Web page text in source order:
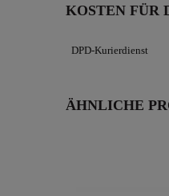
KOSTEN FÜR
DPD-Kurierdienst
ÄHNLICHE